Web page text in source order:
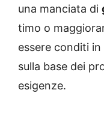
una manciata di
timo o
essere conditi
sulla base dei
esigenze.